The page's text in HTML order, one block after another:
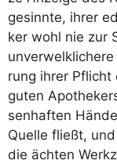
gesinn­te, ihrer
ker wohl nie zur
rung ihrer Pflicht
guten
sen­haf­ten
Quel­le fließt,
die äch­ten